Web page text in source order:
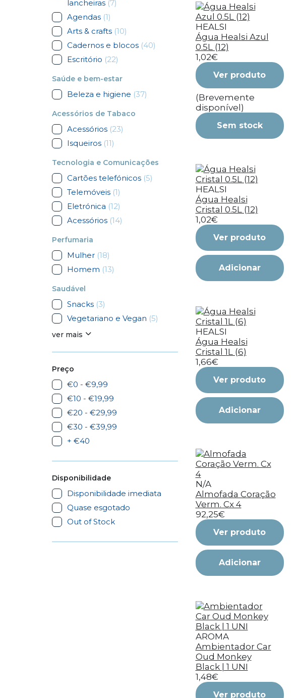
lancheiras (7)
Agendas (1)
Arts & crafts (10)
Cadernos e blocos (40)
Escritório (22)
Saúde e bem-estar
Beleza e higiene (37)
Acessórios de Tabaco
Acessórios (23)
Isqueiros (11)
Tecnologia e Comunicações
Cartões telefónicos (5)
Telemóveis (1)
Eletrónica (12)
Acessórios (14)
Perfumaria
Mulher (18)
Homem (13)
Saudável
Snacks (3)
Vegetariano e Vegan (5)
ver mais
Preço
€0 - €9,99
€10 - €19,99
€20 - €29,99
€30 - €39,99
+ €40
Disponibilidade
Disponibilidade imediata
Quase esgotado
Out of Stock
HEALSI
Água Healsi Azul
0.5L (12)
1,02€
Ver produto
(Brevemente
disponível)
Sem stock
HEALSI
Água Healsi
Cristal 0.5L (12)
1,02€
Ver produto
Adicionar
HEALSI
Água Healsi
Cristal 1L (6)
1,66€
Ver produto
Adicionar
N/A
Almofada Coração
Verm. Cx 4
92,25€
Ver produto
Adicionar
AROMA
Ambientador Car
Oud Monkey
Black | 1 UNI
1,48€
Ver produto